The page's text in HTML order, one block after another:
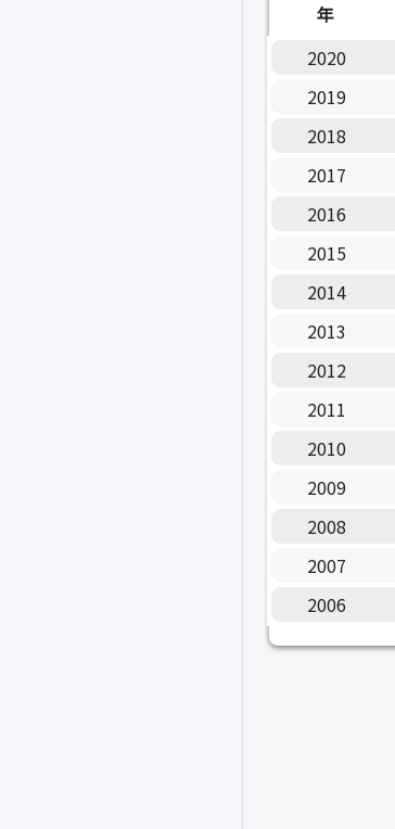
年
2020
2019
2018
2017
2016
2015
2014
2013
2012
2011
2010
2009
2008
2007
2006